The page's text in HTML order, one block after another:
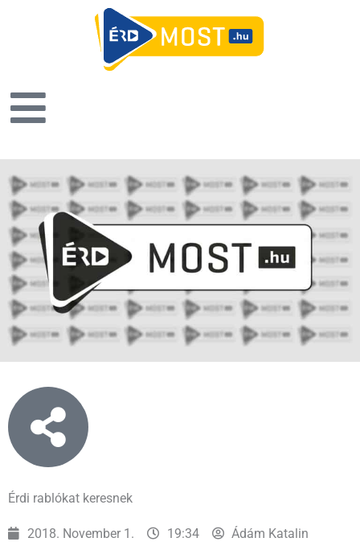
Érdi rablókat keresnek
2018. November 1. 19:34 Ádám Katalin